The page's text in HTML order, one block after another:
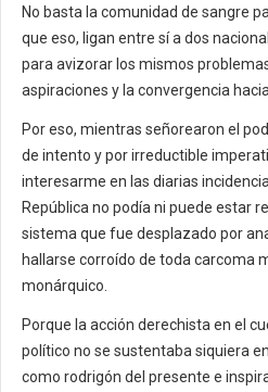
No basta la comunidad de sangre
que eso, ligan entre sí a dos
para avizorar los mismos
aspiraciones y la convergencia
Por eso, mientras señorearon el
de intento y por irreductible
interesarme en las diarias
República no podía ni puede estar
sistema que fue desplazado por
hallarse corroído de toda carcoma
monárquico.
Porque la acción derechista en el
político no se sustentaba siquiera
como rodrigón del presente e